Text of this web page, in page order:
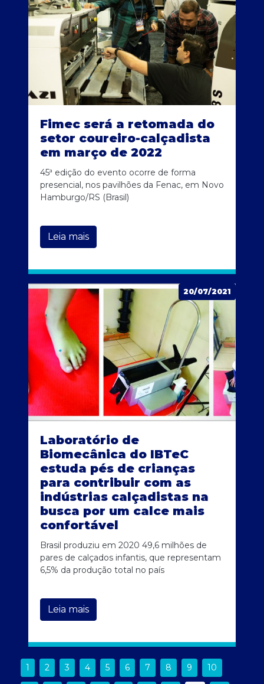
Fimec será a retomada do
setor coureiro-calçadista
em março de 2022
45ª edição do evento ocorre de forma
presencial, nos pavilhões da Fenac, em Novo
Hamburgo/RS (Brasil)
Leia mais
20/07/2021
Laboratório de
Biomecânica do IBTeC
estuda pés de crianças
para contribuir com as
indústrias calçadistas na
busca por um calce mais
confortável
Brasil produziu em 2020 49,6 milhões de
pares de calçados infantis, que representam
6,5% da produção total no país
Leia mais
1 2 3 4 5 6 7 8 9 10